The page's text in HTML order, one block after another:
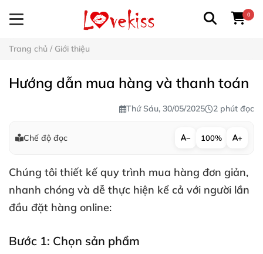
0
Trang chủ / Giới thiệu
Hướng dẫn mua hàng và thanh toán
Thứ Sáu, 30/05/2025 2 phút đọc
Chế độ đọc − 100% +
Chúng tôi thiết kế quy trình mua hàng đơn giản,
nhanh chóng và dễ thực hiện kể cả với người lần
đầu đặt hàng online:
Bước 1: Chọn sản phẩm